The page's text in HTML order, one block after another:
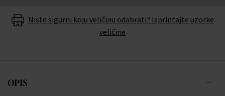
Niste sigurni koju veličinu odabrati? Isprintajte uzorke
veličine
OPIS